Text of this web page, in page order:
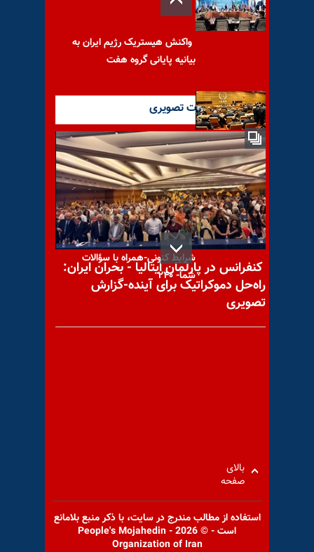
واکنش هیستریک رژیم ایران به
بیانیه پایانی گروه هفت
واکنش غیظ‌آلود رژیم به
قطعنامه شورای حکام آژانس
مختصات و نقشه‌مسیر رژیم در
شرایط کنونی-همراه با سؤالات
شما- ۲۴۰
آخرین گزارشات تصویری
کنفرانس در پارلمان ایتالیا - بحران ایران:
راه‌حل دموکراتیک برای آینده-گزارش
تصویری
بالای
صفحه
استفاده از مطالب مندرج در سايت، با ذكر منبع بلامانع
است - © 2026 - People's Mojahedin
Organization of Iran